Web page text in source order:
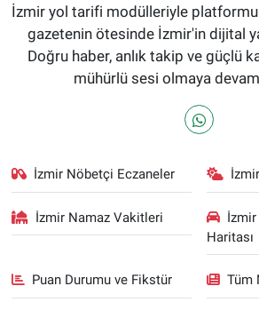
İzmir yol tarifi modülleriyle
gazetenin ötesinde İzmir'in dijital
Doğru haber, anlık takip ve güçlü
mühürlü sesi olmaya
İzmir Nöbetçi Eczaneler
İzmir Namaz Vakitleri
Haritası
Puan Durumu ve Fikstür Tüm